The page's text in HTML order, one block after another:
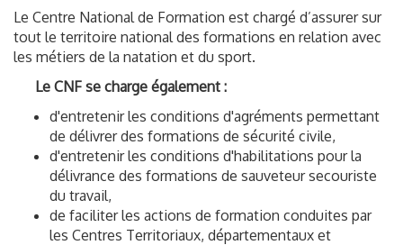
Le Centre National de Formation est chargé d’assurer sur
tout le territoire national des formations en relation avec
les métiers de la natation et du sport.
Le CNF se charge également :
d'entretenir les conditions d'agréments permettant
de délivrer des formations de sécurité civile,
d'entretenir les conditions d'habilitations pour la
délivrance des formations de sauveteur secouriste
du travail,
de faciliter les actions de formation conduites par
les Centres Territoriaux, départementaux et